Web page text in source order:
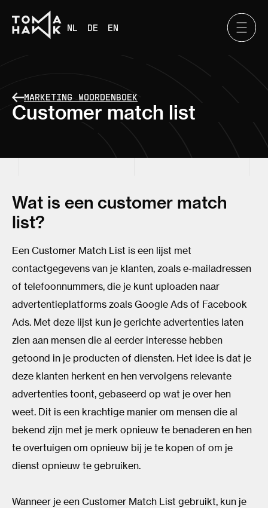
NL DE EN
MARKETING WOORDENBOEK
Customer match list
Wat is een customer match
list?
Een Customer Match List is een lijst met
contactgegevens van je klanten, zoals e-mailadressen
of telefoonnummers, die je kunt uploaden naar
advertentieplatforms zoals Google Ads of Facebook
Ads. Met deze lijst kun je gerichte advertenties laten
zien aan mensen die al eerder interesse hebben
getoond in je producten of diensten. Het idee is dat je
deze klanten herkent en hen vervolgens relevante
advertenties toont, gebaseerd op wat je over hen
weet. Dit is een krachtige manier om mensen die al
bekend zijn met je merk opnieuw te benaderen en hen
te overtuigen om opnieuw bij je te kopen of om je
dienst opnieuw te gebruiken.
Wanneer je een Customer Match List gebruikt, kun je